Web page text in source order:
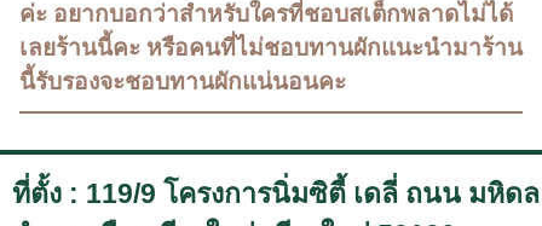
ค่ะ อยากบอกว่าสำหรับใครที่ชอบสเต็กพลาดไม่ได้
เลยร้านนี้คะ หรือคนที่ไม่ชอบทานผักแนะนำมาร้าน
นี้รับรองจะชอบทานผักแน่นอนคะ
ที่ตั้ง : 119/9 โครงการนิ่มซิตี้ เดลี่ ถนน มหิดล